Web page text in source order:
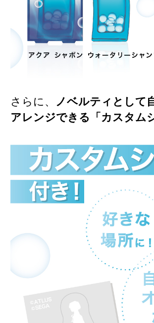
さらに、 ノベルティとして
アレンジできる「カスタム